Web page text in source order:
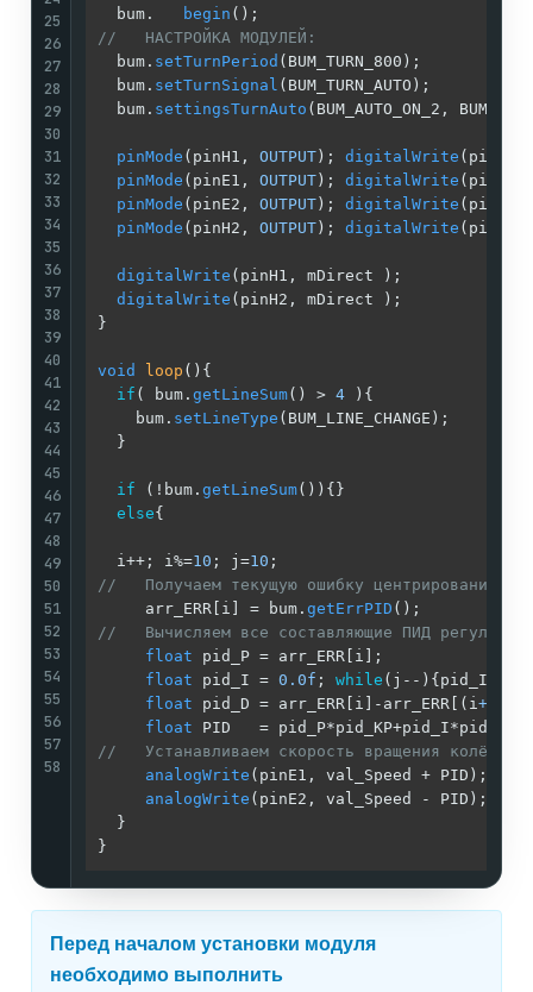
25
26
27
28
29
30
31
32
33
34
35
36
37
38
39
40
41
42
43
44
45
46
47
48
49
50
51
52
53
54
55
56
57
58
  bum.
begin
//   НАСТРОЙКА МОДУЛЕЙ:
  bum.
setTurnPeriod
  bum.
setTurnSignal
  bum.
settingsTurnAuto (BUM_AUTO_ON_2,
pinMode (pinH1, OUTPUT ); digitalWrite
pinMode (pinE1, OUTPUT ); digitalWrite
pinMode (pinE2, OUTPUT ); digitalWrite
pinMode (pinH2, OUTPUT ); digitalWrite
digitalWrite (pinH1, mDirect );
digitalWrite (pinH2, mDirect );
}
void loop () {
if ( bum. getLineSum() > 4
    bum.
setLineType
  }
if (!bum. getLineSum()){}
else{
  i++; i%=
10 ; j=10
//   Получаем текущую ошибку
     arr_ERR[i] = bum.
getErrPID
//   Вычисляем все составляющие ПИД
float pid_P =
float pid_I = 0.0f ; while (j--
float pid_D = arr_ERR[i]-arr_ERR[(i+9
float PID   =
//   Устанавливаем скорость вращения
analogWrite (pinE1, val_Speed + PID);
analogWrite (pinE2, val_Speed - PID);
  }
}
Перед началом установки модуля
необходимо выполнить